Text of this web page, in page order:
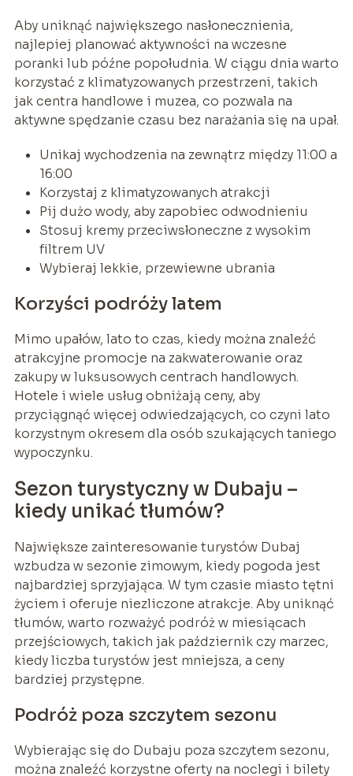
Aby uniknąć największego nasłonecznienia,
najlepiej planować aktywności na wczesne
poranki lub późne popołudnia. W ciągu dnia warto
korzystać z klimatyzowanych przestrzeni, takich
jak centra handlowe i muzea, co pozwala na
aktywne spędzanie czasu bez narażania się na upał.
Unikaj wychodzenia na zewnątrz między 11:00 a
16:00
Korzystaj z klimatyzowanych atrakcji
Pij dużo wody, aby zapobiec odwodnieniu
Stosuj kremy przeciwsłoneczne z wysokim
filtrem UV
Wybieraj lekkie, przewiewne ubrania
Korzyści podróży latem
Mimo upałów, lato to czas, kiedy można znaleźć
atrakcyjne promocje na zakwaterowanie oraz
zakupy w luksusowych centrach handlowych.
Hotele i wiele usług obniżają ceny, aby
przyciągnąć więcej odwiedzających, co czyni lato
korzystnym okresem dla osób szukających taniego
wypoczynku.
Sezon turystyczny w Dubaju –
kiedy unikać tłumów?
Największe zainteresowanie turystów Dubaj
wzbudza w sezonie zimowym, kiedy pogoda jest
najbardziej sprzyjająca. W tym czasie miasto tętni
życiem i oferuje niezliczone atrakcje. Aby uniknąć
tłumów, warto rozważyć podróż w miesiącach
przejściowych, takich jak październik czy marzec,
kiedy liczba turystów jest mniejsza, a ceny
bardziej przystępne.
Podróż poza szczytem sezonu
Wybierając się do Dubaju poza szczytem sezonu,
można znaleźć korzystne oferty na noclegi i bilety